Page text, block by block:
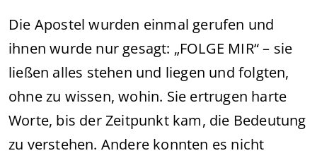
Die Apostel wurden einmal gerufen und
ihnen wurde nur gesagt: „FOLGE MIR“ – sie
ließen alles stehen und liegen und folgten,
ohne zu wissen, wohin. Sie ertrugen harte
Worte, bis der Zeitpunkt kam, die Bedeutung
zu verstehen. Andere konnten es nicht